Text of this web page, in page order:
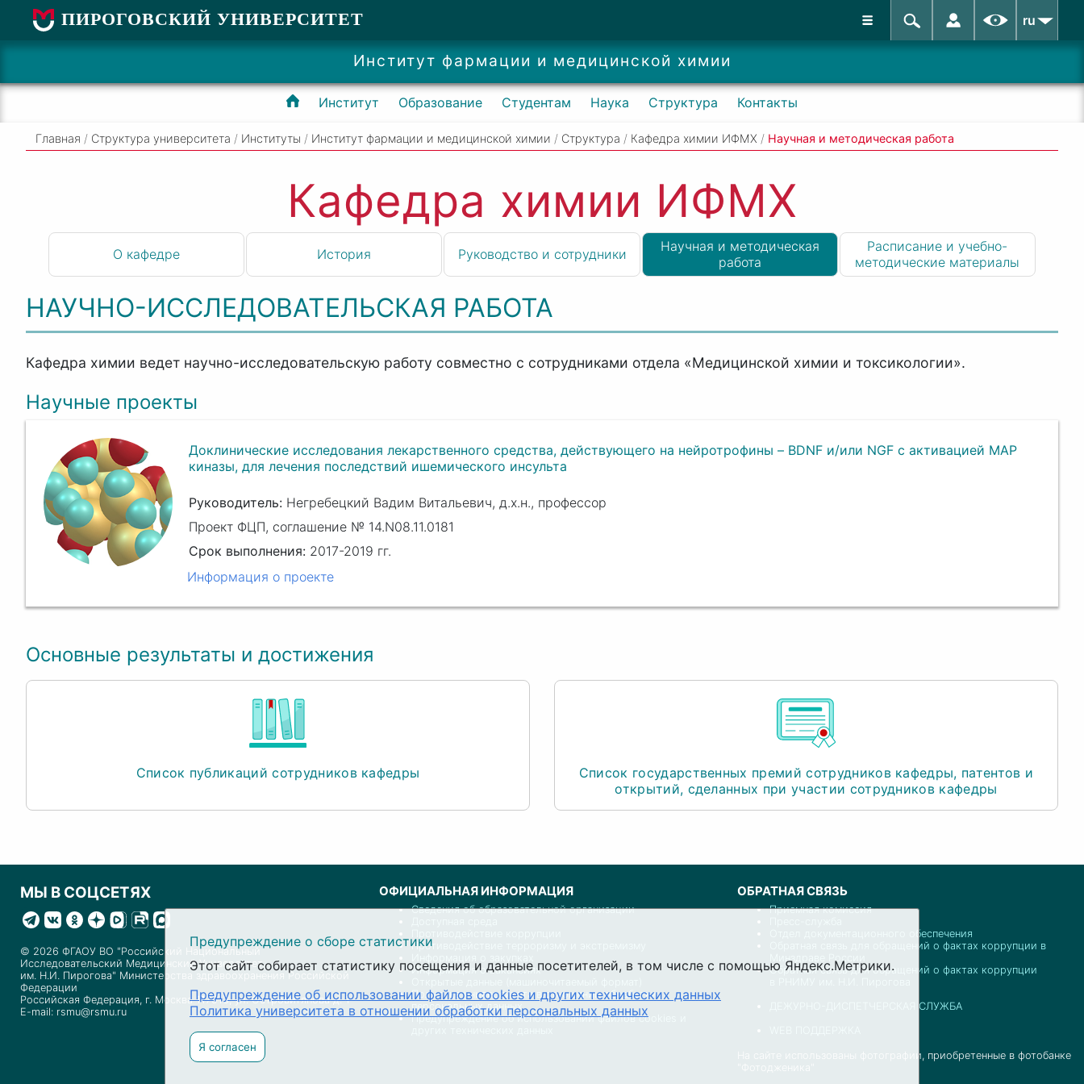
ПИРОГОВСКИЙ УНИВЕРСИТЕТ ru
Институт фармации и медицинской химии
Институт Образование Студентам Наука Структура Контакты
Главная / Структура университета / Институты / Институт фармации и медицинской химии / Структура / Кафедра химии ИФМХ / Научная и методическая работа
Кафедра химии ИФМХ
О кафедре История Руководство и сотрудники
Научная и методическая
работа
Расписание и учебно-
методические материалы
НАУЧНО-ИССЛЕДОВАТЕЛЬСКАЯ РАБОТА
Кафедра химии ведет научно-исследовательскую работу совместно с сотрудниками отдела «Медицинской химии и токсикологии».
Научные проекты
Доклинические исследования лекарственного средства, действующего на нейротрофины – BDNF и/или NGF с активацией MAP
киназы, для лечения последствий ишемического инсульта
Руководитель:Негребецкий Вадим Витальевич, д.х.н., профессор
Проект ФЦП, соглашение № 14.N08.11.0181
Срок выполнения:2017-2019 гг.
Информация о проекте
Основные результаты и достижения
Список публикаций сотрудников кафедры
Список государственных премий сотрудников кафедры, патентов и
открытий, сделанных при участии сотрудников кафедры
МЫ В СОЦСЕТЯХ
© 2026 ФГАОУ ВО "Российский Национальный
Исследовательский Медицинский Университет
им. Н.И. Пирогова" Министерства здравоохранения Российской
Федерации
Российская Федерация, г. Москва 117513, ул. Островитянова д. 1
E-mail: rsmu@rsmu.ru
ОФИЦИАЛЬНАЯ ИНФОРМАЦИЯ
Сведения об образовательной организации
Противодействие терроризму и экстремизму
Информация о вакансиях
Политика университета в отношении обработки
персональных данных
Предупреждение об использовании файлов cookies и
ОБРАТНАЯ СВЯЗЬ
Приемная комиссия
Отдел документационного обеспечения
Обратная связь для обращений о фактах коррупции в
Минздраве России
Обратная связь для обращений о фактах коррупции
ДЕЖУРНО-ДИСПЕТЧЕРСКАЯ СЛУЖБА
На сайте использованы фотографии, приобретенные в фотобанке
"Фотодженика"
Предупреждение о сборе статистики
Этот сайт собирает статистику посещения и данные посетителей, в том числе с помощью Яндекс.Метрики.
Предупреждение об использовании файлов cookies и других технических данных
Политика университета в отношении обработки персональных данных
Я согласен